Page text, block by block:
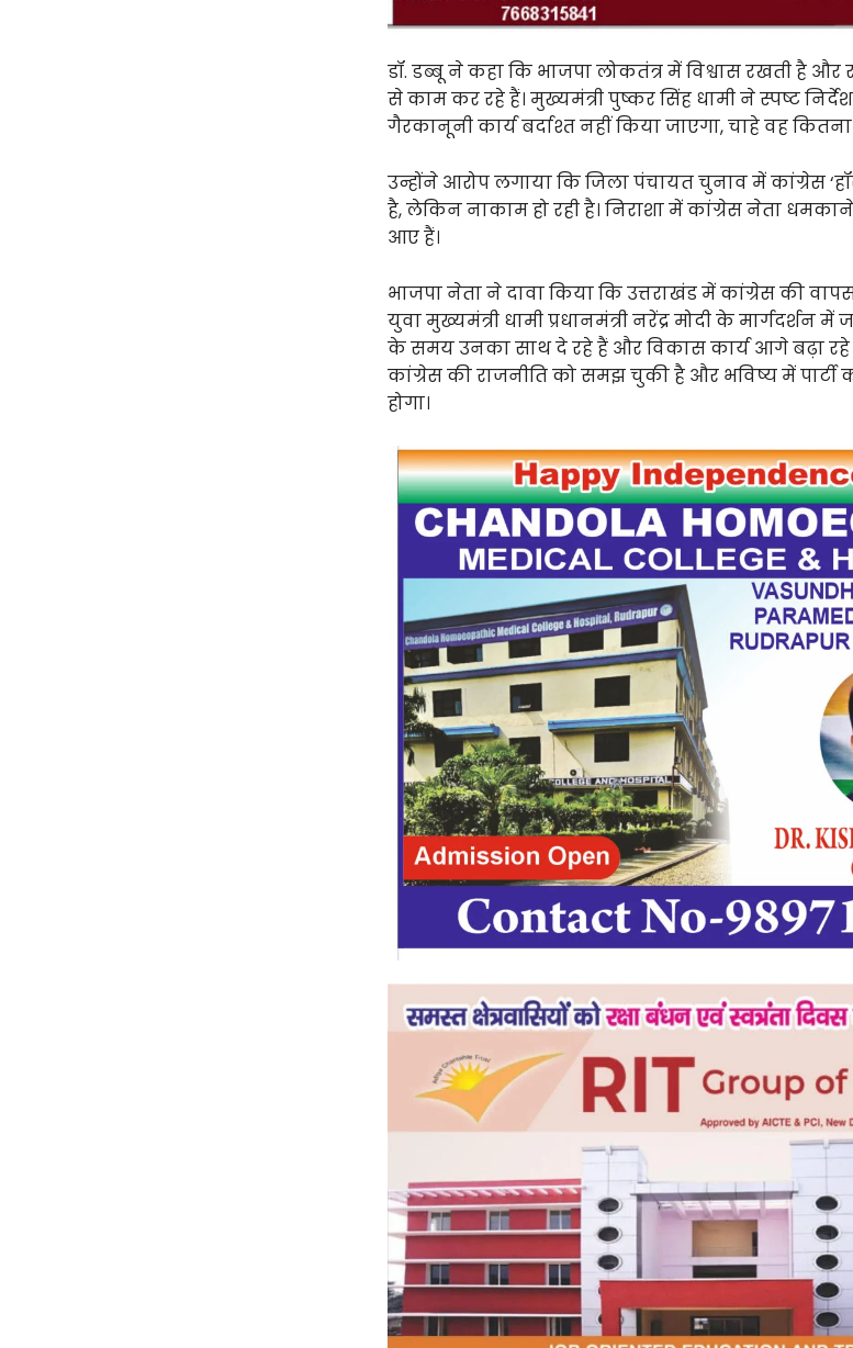
डॉ. डब्बू ने कहा कि भाजपा लोकतंत्र में विश्वास रखती है और
से काम कर रहे हैं। मुख्यमंत्री पुष्कर सिंह धामी ने स्पष्ट
गैरकानूनी कार्य बर्दाश्त नहीं किया जाएगा, चाहे वह कितना
उन्होंने आरोप लगाया कि जिला पंचायत चुनाव में कांग्रेस
है, लेकिन नाकाम हो रही है। निराशा में कांग्रेस नेता
आए हैं।
भाजपा नेता ने दावा किया कि उत्तराखंड में कांग्रेस की
युवा मुख्यमंत्री धामी प्रधानमंत्री नरेंद्र मोदी के
के समय उनका साथ दे रहे हैं और विकास कार्य आगे बढ़ा रहे
कांग्रेस की राजनीति को समझ चुकी है और भविष्य में
होगा।